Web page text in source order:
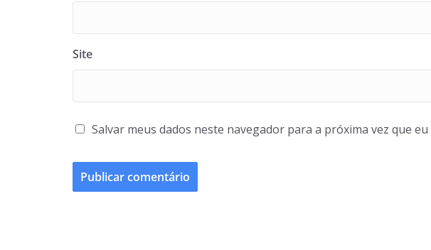
Site
Salvar meus dados neste navegador para a próxima vez que